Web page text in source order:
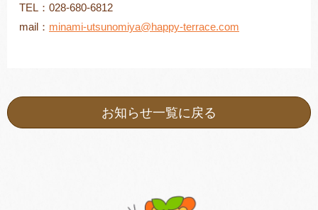
TEL：028-680-6812
mail： minami-utsunomiya@happy-terrace.com
お知らせ一覧に戻る